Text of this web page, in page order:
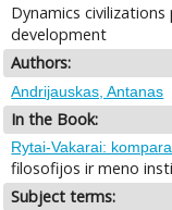
Dynamics
development
Authors:
Andrijauskas, Antanas
In the Book:
Rytai-Vakarai:
filosofijos ir meno
Subject terms: